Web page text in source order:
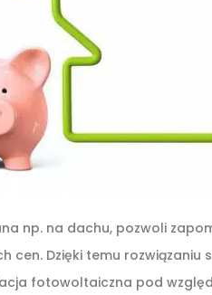
np. na dachu, pozwoli
cen. Dzięki temu
fotowoltaiczna pod